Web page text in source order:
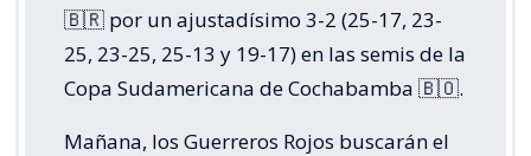
🇧🇷 por un ajustadísimo 3-2 (25-17, 23-
25, 23-25, 25-13 y 19-17) en las semis de la
Copa Sudamericana de Cochabamba 🇧🇴.
Mañana, los Guerreros Rojos buscarán el